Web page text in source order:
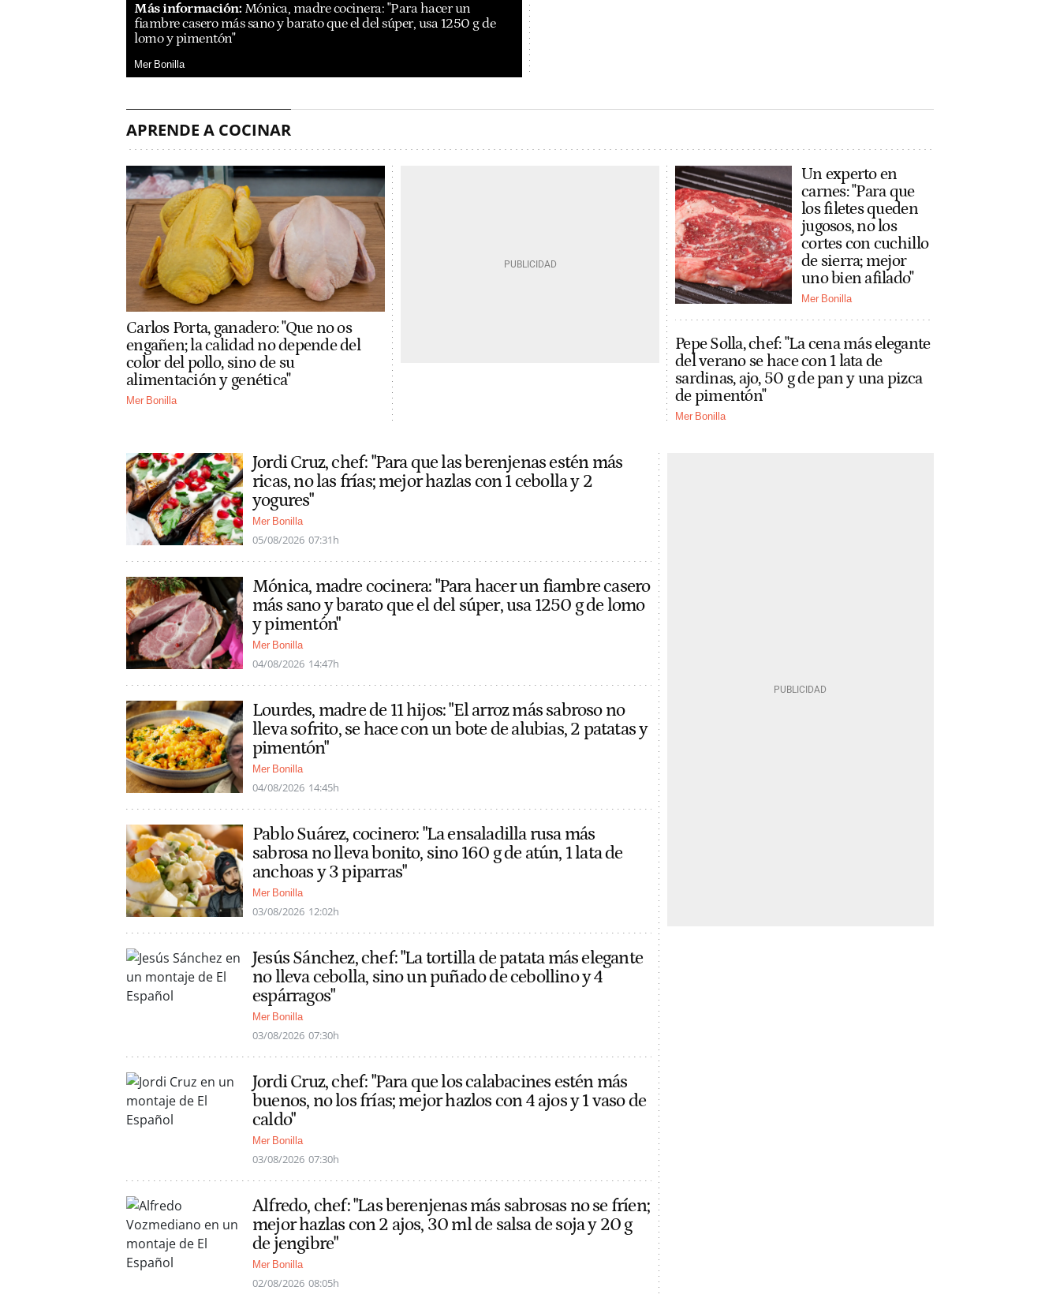
Más información: Mónica, madre cocinera: "Para hacer un
fiambre casero más sano y barato que el del súper, usa 1250 g de
lomo y pimentón"
Mer Bonilla
APRENDE A COCINAR
Carlos Porta, ganadero: "Que no os
engañen; la calidad no depende del
color del pollo, sino de su
alimentación y genética"
Mer Bonilla
Un experto en
carnes: "Para que
los filetes queden
jugosos, no los
cortes con cuchillo
de sierra; mejor
uno bien afilado"
Mer Bonilla
Pepe Solla, chef: "La cena más elegante
del verano se hace con 1 lata de
sardinas, ajo, 50 g de pan y una pizca
de pimentón"
Mer Bonilla
Jordi Cruz, chef: "Para que las berenjenas estén más
ricas, no las frías; mejor hazlas con 1 cebolla y 2
yogures"
Mer Bonilla
05/08/2026 07:31h
Mónica, madre cocinera: "Para hacer un fiambre casero
más sano y barato que el del súper, usa 1250 g de lomo
y pimentón"
Mer Bonilla
04/08/2026 14:47h
Lourdes, madre de 11 hijos: "El arroz más sabroso no
lleva sofrito, se hace con un bote de alubias, 2 patatas y
pimentón"
Mer Bonilla
04/08/2026 14:45h
Pablo Suárez, cocinero: "La ensaladilla rusa más
sabrosa no lleva bonito, sino 160 g de atún, 1 lata de
anchoas y 3 piparras"
Mer Bonilla
03/08/2026 12:02h
Jesús Sánchez, chef: "La tortilla de patata más elegante
no lleva cebolla, sino un puñado de cebollino y 4
espárragos"
Mer Bonilla
03/08/2026 07:30h
Jordi Cruz, chef: "Para que los calabacines estén más
buenos, no los frías; mejor hazlos con 4 ajos y 1 vaso de
caldo"
Mer Bonilla
03/08/2026 07:30h
Alfredo, chef: "Las berenjenas más sabrosas no se fríen;
mejor hazlas con 2 ajos, 30 ml de salsa de soja y 20 g
de jengibre"
Mer Bonilla
02/08/2026 08:05h